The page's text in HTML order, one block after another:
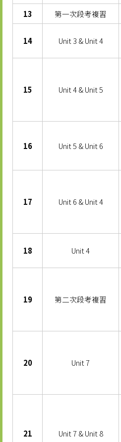
13
第一次段考複習
14 Unit 3 & Unit 4
15 Unit 4 & Unit 5
16 Unit 5 & Unit 6
17 Unit 6 & Unit 4
18 Unit 4
19 第二次段考複習
20 Unit 7
21 Unit 7 & Unit 8